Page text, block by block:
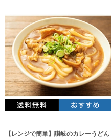
【レンジで簡単】讃岐のカレーうどん